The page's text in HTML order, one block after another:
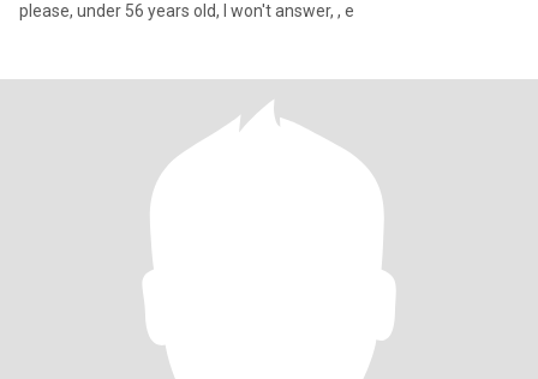
please, under 56 years old, I won't answer, , e